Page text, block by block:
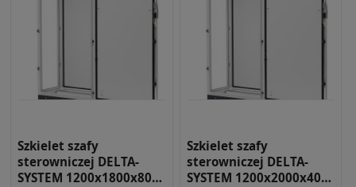
Szkielet szafy
sterowniczej DELTA-
SYSTEM 1200x1800x800
Szkielet szafy
sterowniczej DELTA-
SYSTEM 1200x2000x400